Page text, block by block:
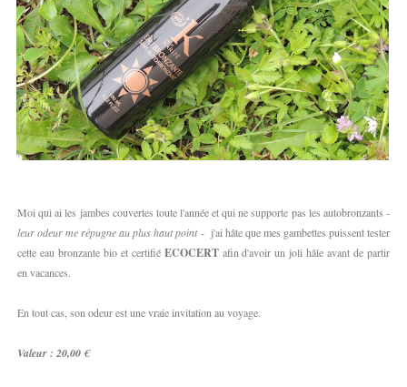
Moi qui ai les jambes couvertes toute l'année et qui ne supporte pas les autobronzants -
leur odeur me répugne au plus haut point- j'ai hâte que mes gambettes puissent tester
cette eau bronzante bio et certifié ECOCERTafin d'avoir un joli hâle avant de partir
en vacances.
En tout cas, son odeur est une vraie invitation au voyage.
Valeur : 20,00 €